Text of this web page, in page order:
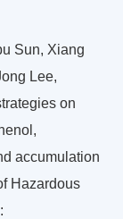
Sun, Xiang
Lee,
on
accumulation
Hazardous